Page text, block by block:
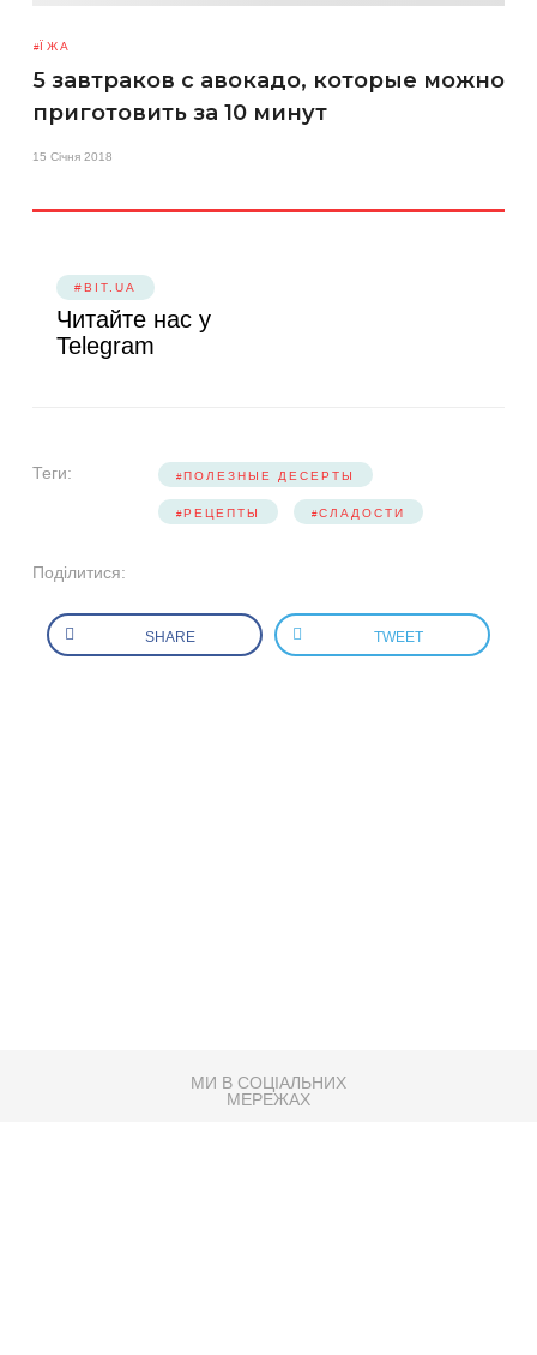
ЇЖА
5 завтраков с авокадо, которые можно
приготовить за 10 минут
15 Січня 2018
#BIT.UA
Читайте нас у
Telegram
Теги: ПОЛЕЗНЫЕ ДЕСЕРТЫ
РЕЦЕПТЫ СЛАДОСТИ
Поділитися:
SHARE TWEET
МИ В СОЦІАЛЬНИХ
МЕРЕЖАХ